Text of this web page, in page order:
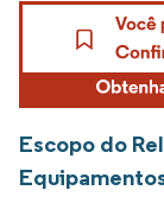
Escopo do